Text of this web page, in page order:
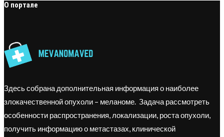
О портале
Здесь собрана дополнительная информация о наиболее
злокачественной опухоли – меланоме. Задача рассмотреть
особенности распространения, локализации, роста опухоли,
получить информацию о метастазах, клинической